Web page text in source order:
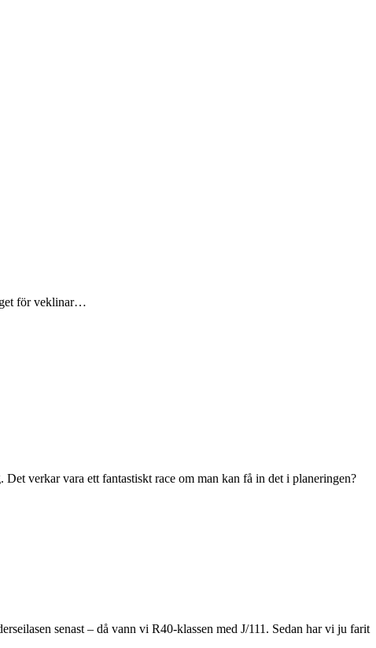
för veklinar…
verkar vara ett fantastiskt race om man kan få in det i planeringen?
senast – då vann vi R40-klassen med J/111. Sedan har vi ju farit